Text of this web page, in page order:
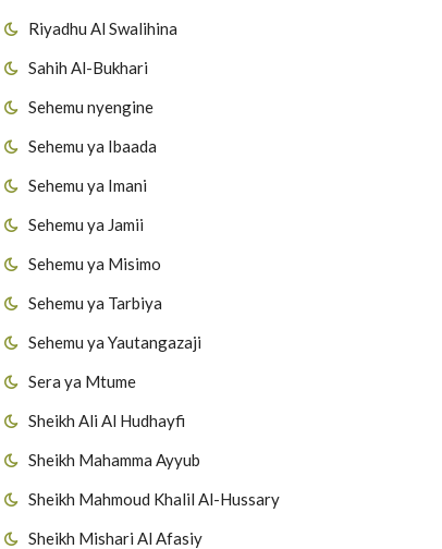
Riyadhu Al Swalihina
Sahih Al-Bukhari
Sehemu nyengine
Sehemu ya Ibaada
Sehemu ya Imani
Sehemu ya Jamii
Sehemu ya Misimo
Sehemu ya Tarbiya
Sehemu ya Yautangazaji
Sera ya Mtume
Sheikh Ali Al Hudhayfi
Sheikh Mahamma Ayyub
Sheikh Mahmoud Khalil Al-Hussary
Sheikh Mishari Al Afasiy